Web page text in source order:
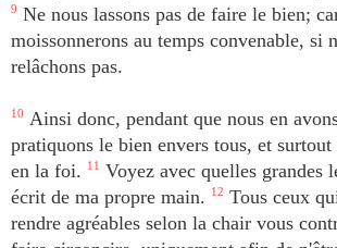
9 Ne nous lassons pas de faire le bien;
moissonnerons au temps convenable, si
relâchons pas.
10 Ainsi donc, pendant que nous en
pratiquons le bien envers tous, et surtout
en la foi.
11
Voyez avec quelles grandes
écrit de ma propre main.
12 Tous ceux
rendre agréables selon la chair vous